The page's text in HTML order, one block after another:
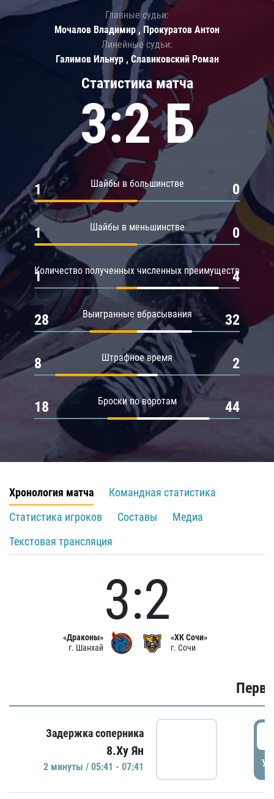
Статистика матча
3:2 Б
Шайбы в большинстве
1 0
Шайбы в меньшинстве
1 0
Количество полученных численных преимуществ
1 4
Выигранные вбрасывания
28 32
Штрафное время
8 2
Броски по воротам
18 44
Главные судьи:
Мочалов Владимир , Прокуратов Антон
Линейные судьи:
Галимов Ильнур , Славиковский Роман
Хронология матча
Командная статистика
Статистика игроков
Составы
Медиа
Текстовая трансляция
«Драконы»
г. Шанхай
3:2
«ХК Сочи»
г. Сочи
Задержка соперника
8.Ху Ян
2 минуты / 05:41 - 07:41